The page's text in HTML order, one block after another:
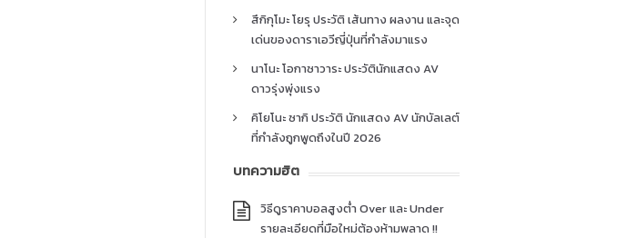
สึกิกุโมะ โยรุ ประวัติ เส้นทาง ผลงาน และจุด
เด่นของดาราเอวีญี่ปุ่นที่กำลังมาแรง
นาโนะ โอกาซาวาระ ประวัตินักแสดง AV
ดาวรุ่งพุ่งแรง
คิโยโนะ ซากิ ประวัติ นักแสดง AV นักบัลเลต์
ที่กำลังถูกพูดถึงในปี 2026
บทความฮิต
วิธีดูราคาบอลสูงต่ำ Over และ Under
รายละเอียดที่มือใหม่ต้องห้ามพลาด !!